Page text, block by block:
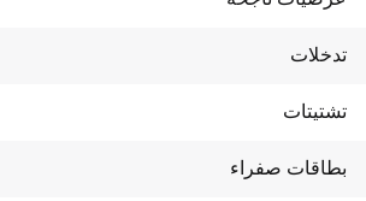
تدخلات
تشتيتات
بطاقات صفراء